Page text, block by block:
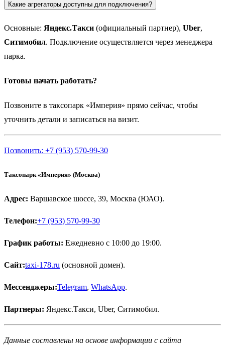
Какие агрегаторы доступны для подключения?
Основные: Яндекс.Такси (официальный партнер), Uber,
Ситимобил. Подключение осуществляется через менеджера
парка.
Готовы начать работать?
Позвоните в таксопарк «Империя» прямо сейчас, чтобы
уточнить детали и записаться на визит.
Позвонить: +7 (953) 570-99-30
Таксопарк «Империя» (Москва)
Адрес: Варшавское шоссе, 39, Москва (ЮАО).
Телефон:+7 (953) 570-99-30
График работы: Ежедневно с 10:00 до 19:00.
Сайт:taxi-178.ru (основной домен).
Мессенджеры:Telegram, WhatsApp.
Партнеры: Яндекс.Такси, Uber, Ситимобил.
Данные составлены на основе информации с сайта